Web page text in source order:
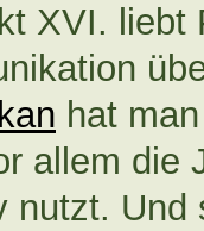
XVI. liebt
hat
allem die
nutzt. Und